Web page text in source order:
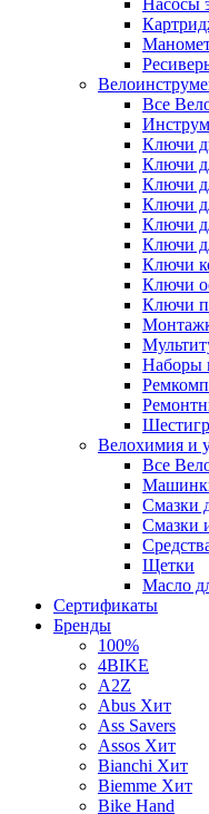
Насосы
Все
Ключи
Ключи
Ключи
Ключи
Ключи
Ключи
Ключи
Ключи
Ключи
Наборы
Велохимия и
Все
Смазки
Смазки
Щетки
Масло
Сертификаты
Бренды
100%
4BIKE
A2Z
Abus Хит
Ass Savers
Assos Хит
Bianchi Хит
Biemme Хит
Bike Hand